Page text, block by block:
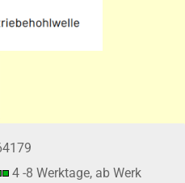
4 -8 Werktage, ab Werk